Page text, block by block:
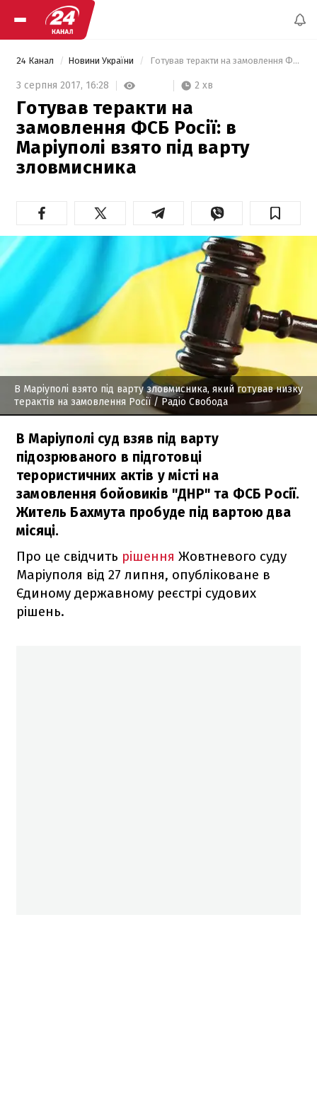
24 Канал Новини України Готував теракти на замовлення ФСБ Росії: в Маріуполі взято під варту зловмисника
3 серпня 2017, 16:28 2 хв
Готував теракти на
замовлення ФСБ Росії: в
Маріуполі взято під варту
зловмисника
В Маріуполі взято під варту зловмисника, який готував низку
терактів на замовлення Росії / Радіо Свобода
В Маріуполі суд взяв під варту
підозрюваного в підготовці
терористичних актів у місті на
замовлення бойовиків "ДНР" та ФСБ Росії.
Житель Бахмута пробуде під вартою два
місяці.
Про це свідчить рішення Жовтневого суду
Маріуполя від 27 липня, опубліковане в
Єдиному державному реєстрі судових
рішень.